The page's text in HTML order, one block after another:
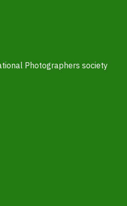
Photographers society